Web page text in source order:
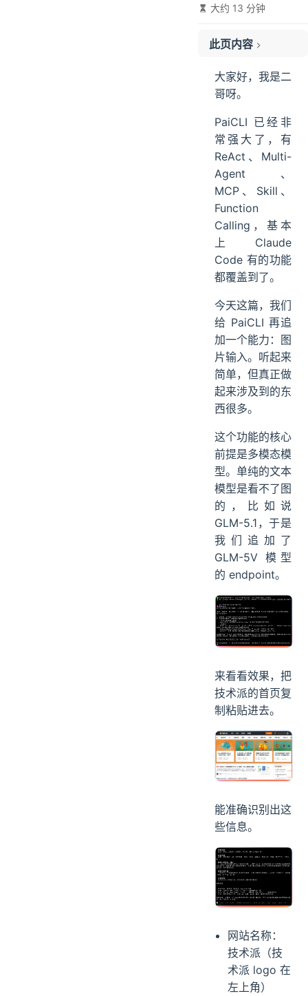
大约 13 分钟
此页内容
04、@clipboard 剪贴板抓图
05、MCP 截图
06、对比两张截图
07、图片预处理
大家好，我是二
哥呀。
PaiCLI 已经非
常强大了，有
ReAct、Multi-
Agent、
MCP、Skill、
Function
Calling，基本
上 Claude
Code 有的功能
都覆盖到了。
今天这篇，我们
给 PaiCLI 再追
加一个能力：图
片输入。听起来
简单，但真正做
起来涉及到的东
西很多。
这个功能的核心
前提是多模态模
型。单纯的文本
模型是看不了图
的，比如说
GLM-5.1，于是
我们追加了
GLM-5V 模型
的 endpoint。
来看看效果，把
技术派的首页复
制粘贴进去。
能准确识别出这
些信息。
网站名称：
技术派（技
术派 logo 在
左上角）